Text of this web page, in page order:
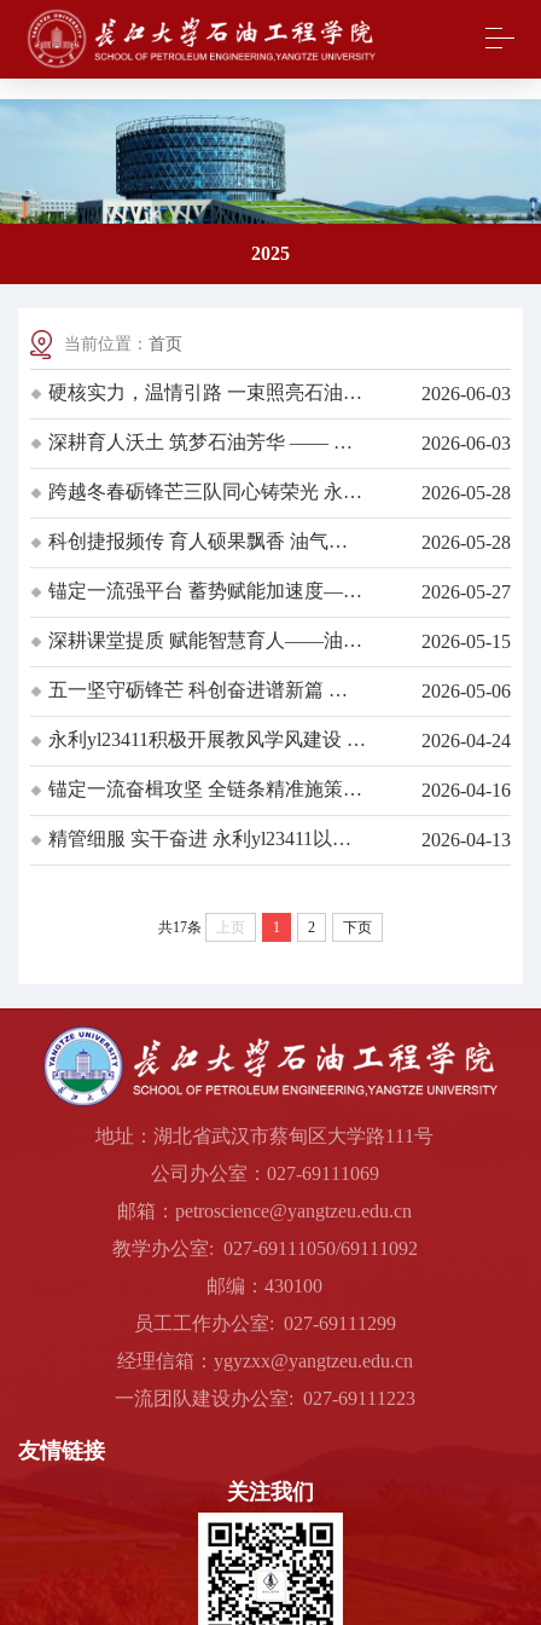
2025
当前位置： 首页
硬核实力，温情引路 一束照亮石油学
子前行的光——油工公司“一束光学工
奖”候选人汪杰
2026-06-03
深耕育人沃土 筑梦石油芳华 —— 油
工公司“一束光学工奖”候选人韩清越
2026-06-03
跨越冬春砺锋芒三队同心铸荣光 永利
yl23411学子斩获三项国家级赛事一等
奖
2026-05-28
科创捷报频传 育人硕果飘香 油气储
运工程系/所/支部协同深耕员工创新
能力培养
2026-05-28
锚定一流强平台 蓄势赋能加速度——
油气与新能源低碳安全储运湖北省重
点实验室建设纪实
2026-05-27
深耕课堂提质 赋能智慧育人——油气
储运卓越教研室专题活动
2026-05-15
五一坚守砺锋芒 科创奋进谱新篇 永
利yl23411“挑战杯”团队假期集训备战
省赛
2026-05-06
永利yl23411积极开展教风学风建设 精
准施策提升本科教学质量
2026-04-24
锚定一流奋楫攻坚 全链条精准施策跑
出人才培育“加速度” 永利yl23411国家
级人才培育委员会工作例会纪实
2026-04-16
精管细服 实干奋进 永利yl23411以高
质量科研管理赋能“双一流”建设
2026-04-13
共17条 上页 1 2 下页
地址：湖北省武汉市蔡甸区大学路111号
公司办公室：027-69111069
邮箱：petroscience@yangtzeu.edu.cn
教学办公室: 027-69111050/69111092
邮编：430100
员工工作办公室: 027-69111299
经理信箱：ygyzxx@yangtzeu.edu.cn
一流团队建设办公室: 027-69111223
友情链接
关注我们